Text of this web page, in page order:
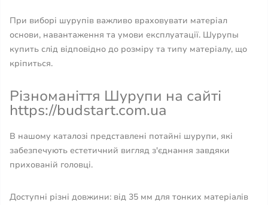
При виборі шурупів важливо враховувати матеріал
основи, навантаження та умови експлуатації. Шурупы
купить слід відповідно до розміру та типу матеріалу, що
кріпиться.
Різноманіття Шурупи на сайті
https://budstart.com.ua
В нашому каталозі представлені потайні шурупи, які
забезпечують естетичний вигляд з'єднання завдяки
прихованій головці.
Доступні різні довжини: від 35 мм для тонких матеріалів